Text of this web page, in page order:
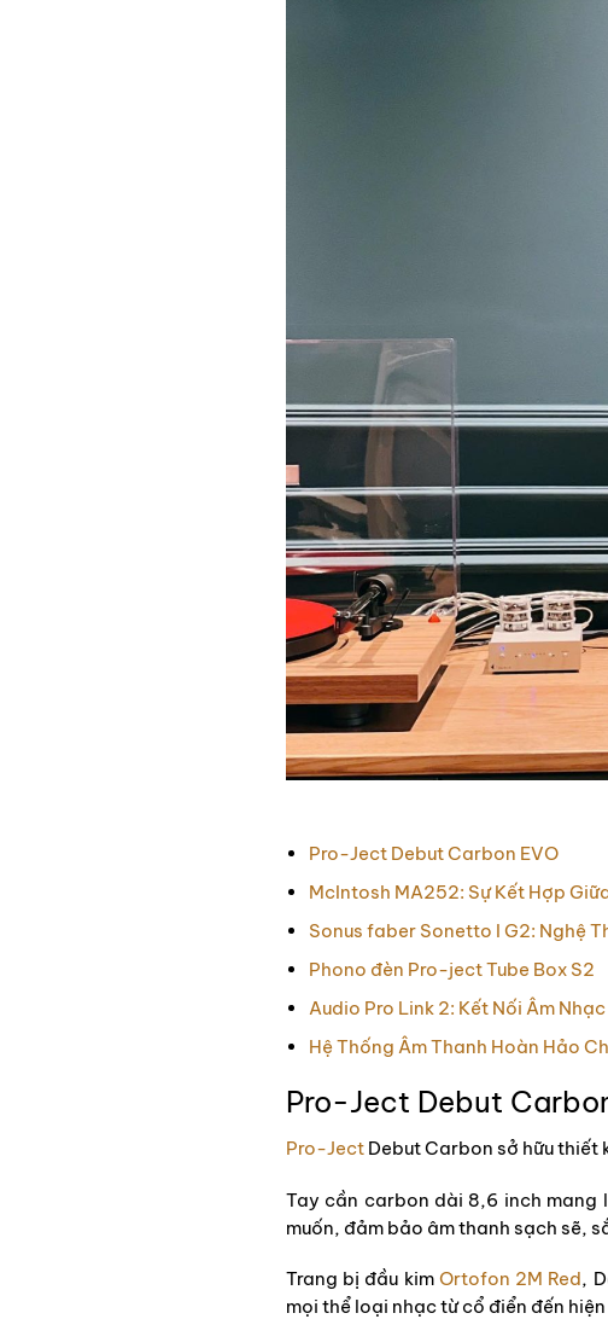
Pro-Ject Debut Carbon EVO
McIntosh MA252: Sự Kết Hợp
Sonus faber Sonetto I G2: Nghệ
Phono đèn Pro-ject Tube Box S2
Audio Pro Link 2: Kết Nối Âm
Hệ Thống Âm Thanh Hoàn Hảo
Pro-Ject Debut
Pro-Ject Debut Carbon sở hữu thiết
Tay cần carbon dài 8,6 inch mang
muốn, đảm bảo âm thanh sạch sẽ,
Trang bị đầu kim Ortofon 2M Red,
mọi thể loại nhạc từ cổ điển đến